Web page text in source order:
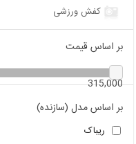
کفش ورزشی
بر اساس قیمت
315,000
بر اساس مدل (سازنده)
ريباک